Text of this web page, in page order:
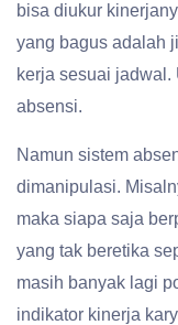
bisa diukur
yang bagus adalah
kerja sesuai
absensi.
Namun sistem
dimanipulasi.
maka siapa saja
yang tak beretika
masih banyak lagi
indikator kinerja